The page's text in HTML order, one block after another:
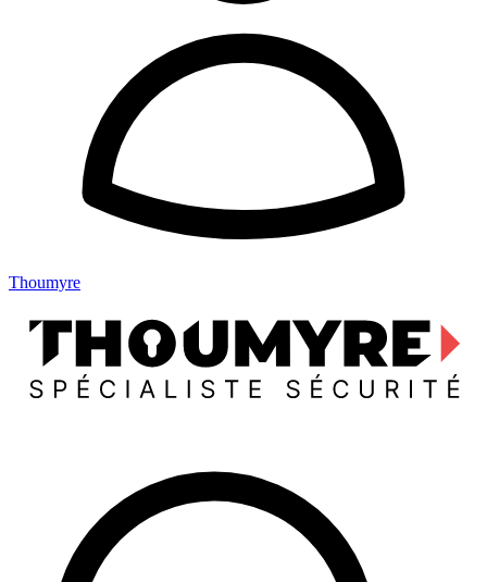
Thoumyre